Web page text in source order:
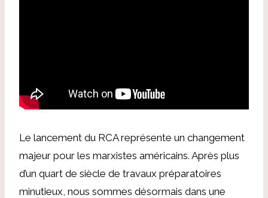
Le lancement du RCA représente un changement
majeur pour les marxistes américains. Après plus
d’un quart de siècle de travaux préparatoires
minutieux, nous sommes désormais dans une